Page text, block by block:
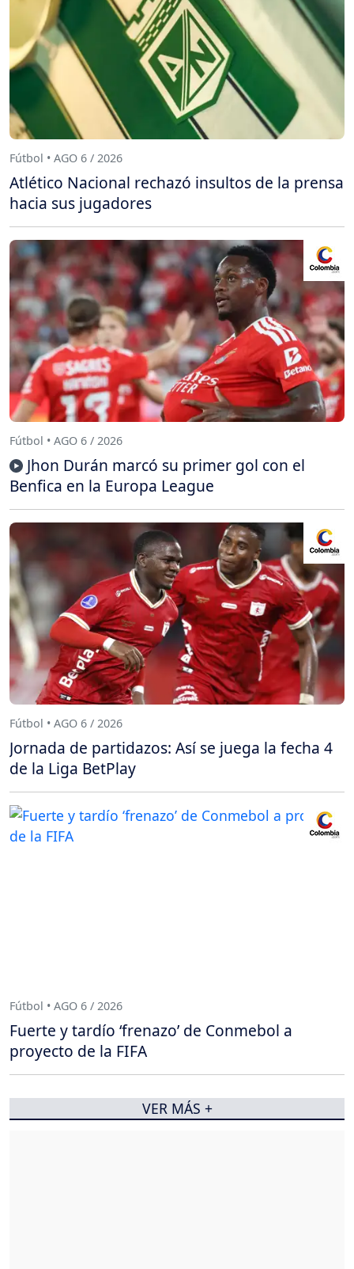
Fútbol • AGO 6 / 2026
Atlético Nacional rechazó insultos de la prensa
hacia sus jugadores
Fútbol • AGO 6 / 2026
Jhon Durán marcó su primer gol con el
Benfica en la Europa League
Fútbol • AGO 6 / 2026
Jornada de partidazos: Así se juega la fecha 4
de la Liga BetPlay
Fútbol • AGO 6 / 2026
Fuerte y tardío ‘frenazo’ de Conmebol a
proyecto de la FIFA
VER MÁS +